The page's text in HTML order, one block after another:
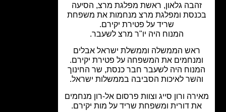
גלאון, ראשת מפלגת מרצ, הסיעה
ומפלגת מרצ מנחמות את משפחת
שריד על פטירת יקירם.
המנוח היה יו"ר מרצ לשעבר.
ראש הממשלה וממשלת ישראל אבלים
את המשפחה על פטירת יקירם.
היה לשעבר חבר כנסת, שר החינוך
לאיכות הסביבה בממשלות ישראל.
ורון סייג וצוות פרסום אל-רון מנחמים
דורית ומשפחת שריד על מות יקירם.